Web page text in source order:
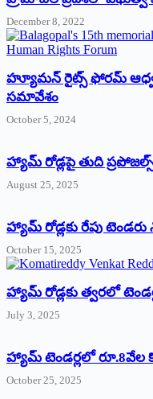
December 8, 2022
హ్యూమన్‌ రైట్స్‌ ఫోరమ్‌
సమావేశం
October 5, 2024
హ్యామ్‌ రోడ్లపై తుది
August 25, 2025
హ్యామ్‌ రోడ్లకు రేపు
October 15, 2025
హ్యామ్‌ రోడ్లకు త్వరలో
July 3, 2025
హ్యామ్‌ ‌టెండర్లలో రూ.8వేల
October 25, 2025